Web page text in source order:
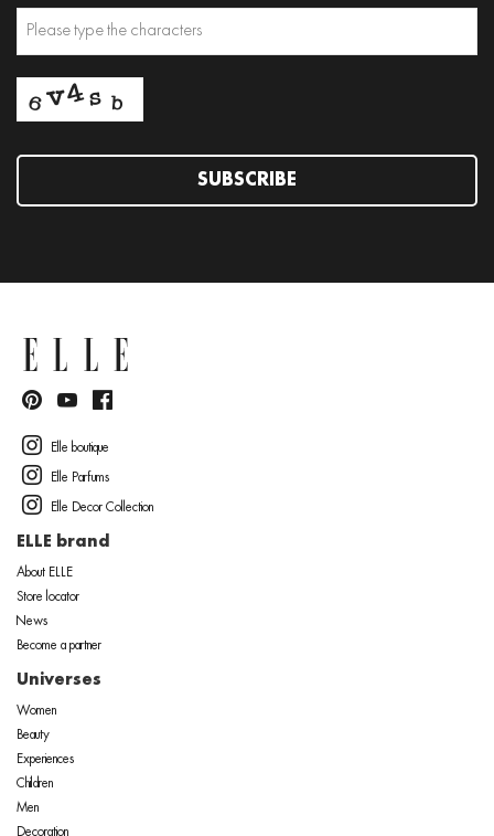
SUBSCRIBE
Elle boutique
Elle Parfums
Elle Decor Collection
ELLE brand
About ELLE
Store locator
News
Become a partner
Universes
Women
Beauty
Experiences
Children
Men
Decoration